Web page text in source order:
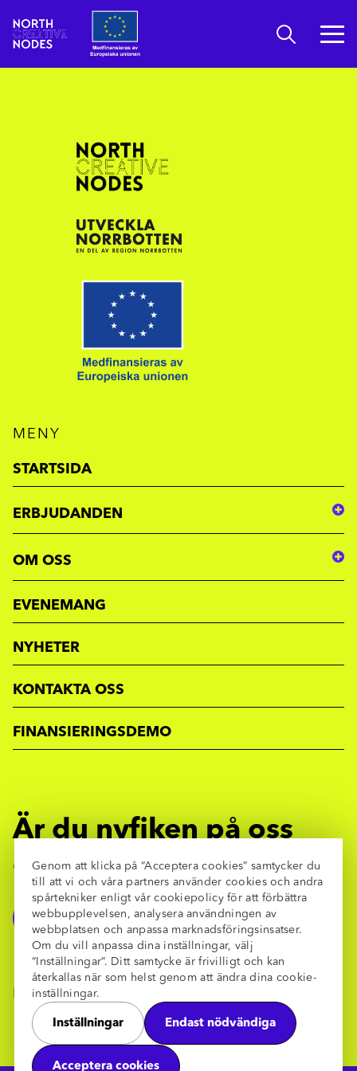
Öppna sök
-
MENY
STARTSIDA
ERBJUDANDEN
OM OSS
EVENEMANG
NYHETER
KONTAKTA OSS
FINANSIERINGSDEMO
Är du nyfiken på oss
eller har andra frågor?
KONTAKTA OSS
Följ oss:
Genom att klicka på “Acceptera cookies” samtycker du
till att vi och våra partners använder cookies och andra
spårtekniker enligt vår cookiepolicy för att förbättra
webbupplevelsen, analysera användningen av
webbplatsen och anpassa marknadsföringsinsatser.
Om du vill anpassa dina inställningar, välj
“Inställningar”. Ditt samtycke är frivilligt och kan
återkallas när som helst genom att ändra dina cookie-
inställningar.
Inställningar Endast nödvändiga
Acceptera cookies